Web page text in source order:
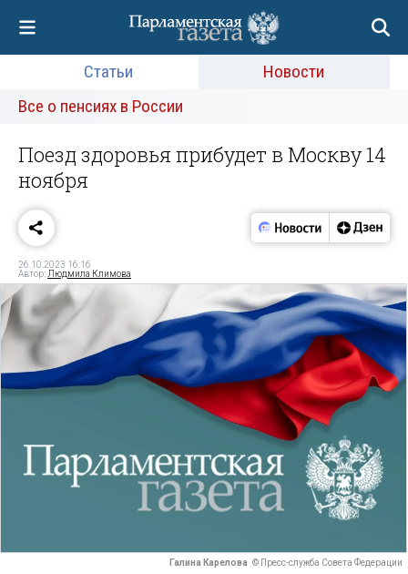
Статьи
Новости
Все о пенсиях в России
Поезд здоровья прибудет в Москву 14
ноября
26.10.2023 16:16
Автор: Людмила Климова
Галина Карелова © Пресс-служба Совета Федерации